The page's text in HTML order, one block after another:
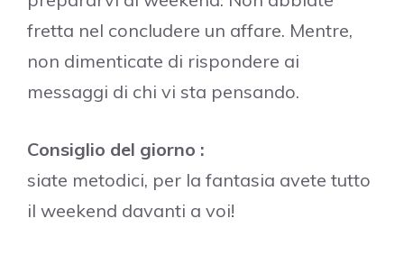
fretta nel concludere un affare. Mentre,
non dimenticate di rispondere ai
messaggi di chi vi sta pensando.
Consiglio del giorno :
siate metodici, per la fantasia avete tutto
il weekend davanti a voi!